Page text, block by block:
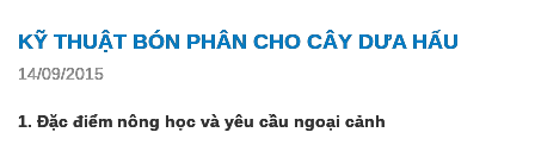
KỸ THUẬT BÓN PHÂN CHO CÂY DƯA HẤU
14/09/2015
1. Đặc điểm nông học và yêu cầu ngoại cảnh